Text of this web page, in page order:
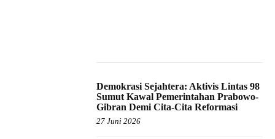
Demokrasi Sejahtera: Aktivis Lintas 98
Sumut Kawal Pemerintahan Prabowo-
Gibran Demi Cita-Cita Reformasi
27 Juni 2026